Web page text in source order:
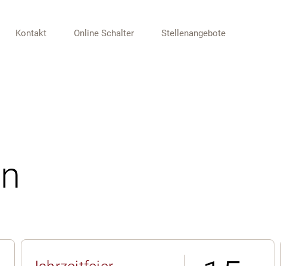
Kontakt Online Schalter Stellenangebote